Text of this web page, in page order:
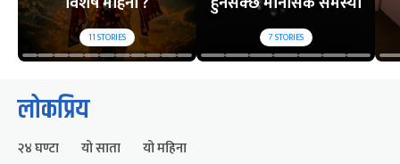
11STORIES 7STORIES
लोकप्रिय
२४ घण्टा यो साता यो महिना